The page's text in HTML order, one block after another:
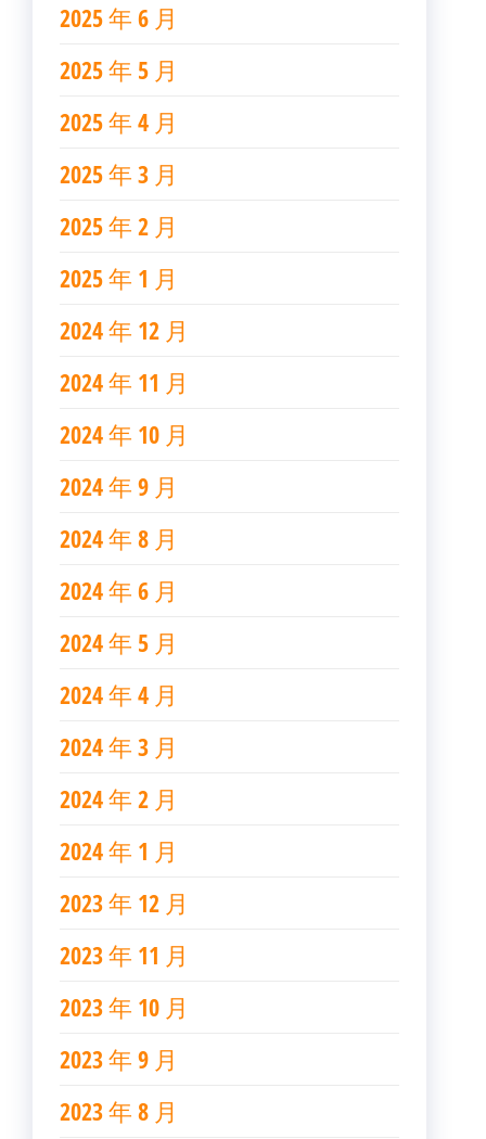
2025 年 6 月
2025 年 5 月
2025 年 4 月
2025 年 3 月
2025 年 2 月
2025 年 1 月
2024 年 12 月
2024 年 11 月
2024 年 10 月
2024 年 9 月
2024 年 8 月
2024 年 6 月
2024 年 5 月
2024 年 4 月
2024 年 3 月
2024 年 2 月
2024 年 1 月
2023 年 12 月
2023 年 11 月
2023 年 10 月
2023 年 9 月
2023 年 8 月